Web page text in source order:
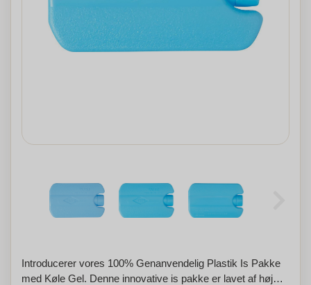
Introducerer vores 100% Genanvendelig Plastik Is Pakke
med Køle Gel. Denne innovative is pakke er lavet af høj